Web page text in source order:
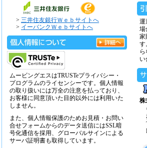
> 三井住友銀行Ｗｅｂサイトへ
> イーバンクＷｅｂサイトへ
ムービングエスはTRUSTeプライバシー・
プログラムのライセンシーです。個人情報
の取り扱いには万全の注意を払っており、
お客様に同意頂いた目的以外には利用いた
しません。
また、個人情報保護のためお見積・お問い
合せフォームからのデータ送信にはSSL暗
号化通信を採用、グローバルサインによる
サーバ証明書も取得しています。
運
場
家
す
い
株